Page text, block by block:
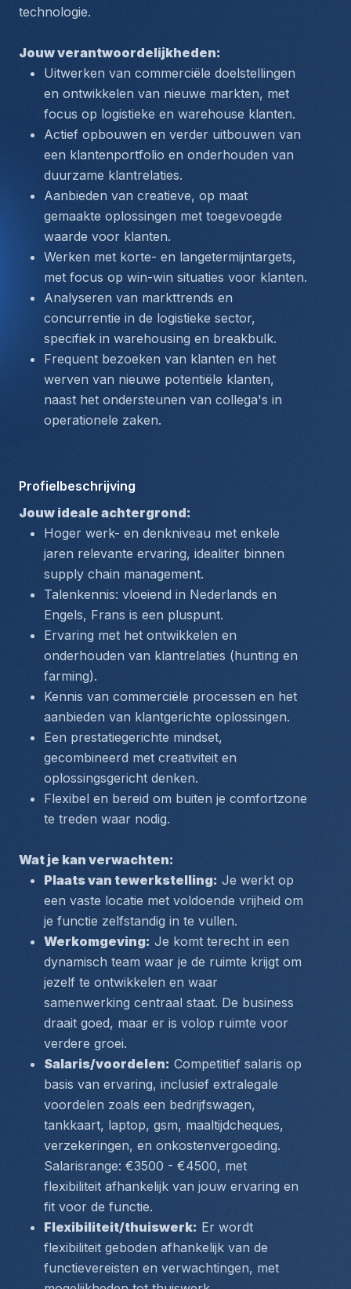
technologie.
Jouw verantwoordelijkheden:
Uitwerken van commerciële doelstellingen
en ontwikkelen van nieuwe markten, met
focus op logistieke en warehouse klanten.
Actief opbouwen en verder uitbouwen van
een klantenportfolio en onderhouden van
duurzame klantrelaties.
Aanbieden van creatieve, op maat
gemaakte oplossingen met toegevoegde
waarde voor klanten.
Werken met korte- en langetermijntargets,
met focus op win-win situaties voor klanten.
Analyseren van markttrends en
concurrentie in de logistieke sector,
specifiek in warehousing en breakbulk.
Frequent bezoeken van klanten en het
werven van nieuwe potentiële klanten,
naast het ondersteunen van collega's in
operationele zaken.
Profielbeschrijving
Jouw ideale achtergrond:
Hoger werk- en denkniveau met enkele
jaren relevante ervaring, idealiter binnen
supply chain management.
Talenkennis: vloeiend in Nederlands en
Engels, Frans is een pluspunt.
Ervaring met het ontwikkelen en
onderhouden van klantrelaties (hunting en
farming).
Kennis van commerciële processen en het
aanbieden van klantgerichte oplossingen.
Een prestatiegerichte mindset,
gecombineerd met creativiteit en
oplossingsgericht denken.
Flexibel en bereid om buiten je comfortzone
te treden waar nodig.
Wat je kan verwachten:
Plaats van tewerkstelling: Je werkt op
een vaste locatie met voldoende vrijheid om
je functie zelfstandig in te vullen.
Werkomgeving: Je komt terecht in een
dynamisch team waar je de ruimte krijgt om
jezelf te ontwikkelen en waar
samenwerking centraal staat. De business
draait goed, maar er is volop ruimte voor
verdere groei.
Salaris/voordelen: Competitief salaris op
basis van ervaring, inclusief extralegale
voordelen zoals een bedrijfswagen,
tankkaart, laptop, gsm, maaltijdcheques,
verzekeringen, en onkostenvergoeding.
Salarisrange: €3500 - €4500, met
flexibiliteit afhankelijk van jouw ervaring en
fit voor de functie.
Flexibiliteit/thuiswerk: Er wordt
flexibiliteit geboden afhankelijk van de
functievereisten en verwachtingen, met